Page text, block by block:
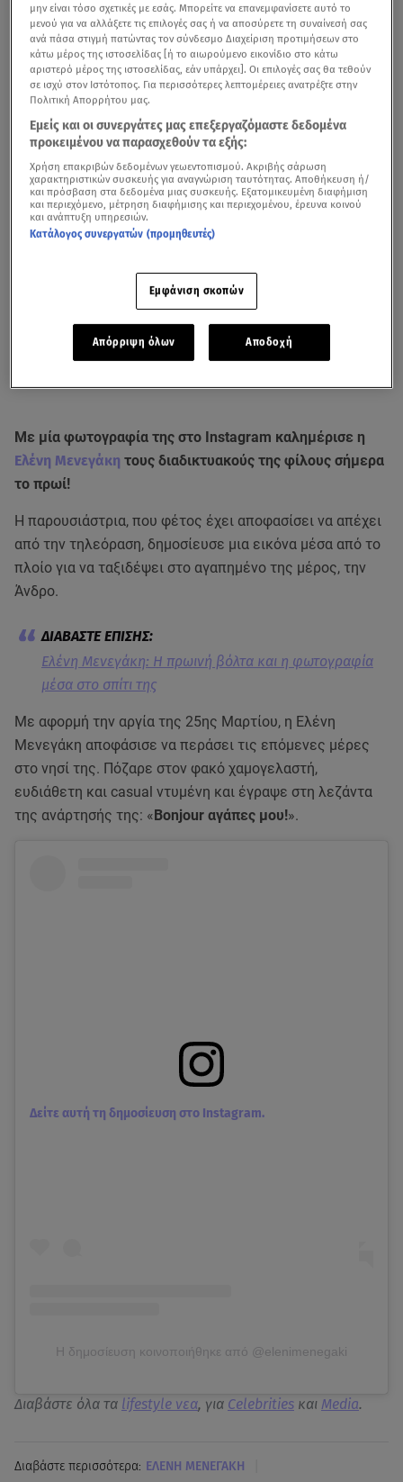
Με μία φωτογραφία της στο Instagram καλημέρισε η
Ελένη Μενεγάκη τους διαδικτυακούς της φίλους σήμερα
το πρωί!
Η παρουσιάστρια, που φέτος έχει αποφασίσει να απέχει
από την τηλεόραση, δημοσίευσε μια εικόνα μέσα από το
πλοίο για να ταξιδέψει στο αγαπημένο της μέρος, την
Άνδρο.
Ελένη Μενεγάκη: Η πρωινή βόλτα και η φωτογραφία
μέσα στο σπίτι της
Με αφορμή την αργία της 25ης Μαρτίου, η Ελένη
Μενεγάκη αποφάσισε να περάσει τις επόμενες μέρες
στο νησί της. Πόζαρε στον φακό χαμογελαστή,
ευδιάθετη και casual ντυμένη και έγραψε στη λεζάντα
της ανάρτησής της: «Bonjour αγάπες μου!».
Δείτε αυτή τη δημοσίευση στο Instagram.
Η δημοσίευση κοινοποιήθηκε από @elenimenegaki
Διαβάστε όλα τα lifestyle νεα, για Celebrities και Media.
Διαβάστε περισσότερα: ΕΛΕΝΗ ΜΕΝΕΓΑΚΗ
μην είναι τόσο σχετικές με εσάς. Μπορείτε να επανεμφανίσετε αυτό το
μενού για να αλλάξετε τις επιλογές σας ή να αποσύρετε τη συναίνεσή σας
ανά πάσα στιγμή πατώντας τον σύνδεσμο Διαχείριση προτιμήσεων στο
κάτω μέρος της ιστοσελίδας [ή το αιωρούμενο εικονίδιο στο κάτω
αριστερό μέρος της ιστοσελίδας, εάν υπάρχει]. Οι επιλογές σας θα τεθούν
σε ισχύ στον Ιστότοπος. Για περισσότερες λεπτομέρειες ανατρέξτε στην
Πολιτική Απορρήτου μας.
Εμείς και οι συνεργάτες μας επεξεργαζόμαστε δεδομένα
προκειμένου να παρασχεθούν τα εξής:
Χρήση επακριβών δεδομένων γεωεντοπισμού. Ακριβής σάρωση
χαρακτηριστικών συσκευής για αναγνώριση ταυτότητας. Αποθήκευση ή/
και πρόσβαση στα δεδομένα μιας συσκευής. Εξατομικευμένη διαφήμιση
και περιεχόμενο, μέτρηση διαφήμισης και περιεχομένου, έρευνα κοινού
και ανάπτυξη υπηρεσιών.
Κατάλογος συνεργατών (προμηθευτές)
Εμφάνιση σκοπών
Απόρριψη όλων Αποδοχή